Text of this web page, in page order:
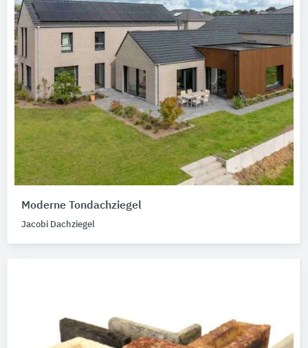
Moderne Tondachziegel
Jacobi Dachziegel